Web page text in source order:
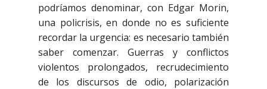
podríamos denominar, con Edgar Morin,
una policrisis, en donde no es suficiente
recordar la urgencia: es necesario también
saber comenzar. Guerras y conflictos
violentos prolongados, recrudecimiento
de los discursos de odio, polarización